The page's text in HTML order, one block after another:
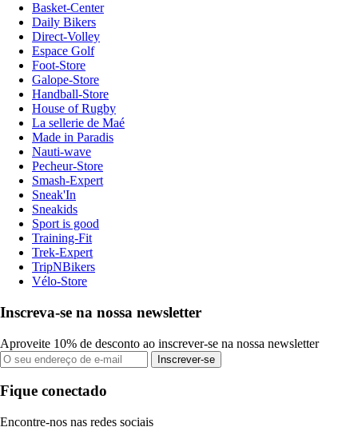
Basket-Center
Daily Bikers
Direct-Volley
Espace Golf
Foot-Store
Galope-Store
Handball-Store
House of Rugby
La sellerie de Maé
Made in Paradis
Nauti-wave
Pecheur-Store
Smash-Expert
Sneak'In
Sneakids
Sport is good
Training-Fit
Trek-Expert
TripNBikers
Vélo-Store
Inscreva-se na nossa newsletter
Aproveite 10% de desconto ao inscrever-se na nossa newsletter
Inscrever-se
Fique conectado
Encontre-nos nas redes sociais